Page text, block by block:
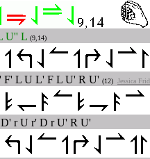
U'' L (9,14)
F' L U L' F L U' R U' (12) Jessica
r U r' D r U' R U'